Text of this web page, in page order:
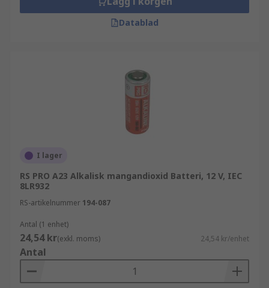
Datablad
I lager
RS PRO A23 Alkalisk mangandioxid Batteri, 12 V, IEC
8LR932
RS-artikelnummer 194-087
Antal (1 enhet)
24,54 kr(exkl. moms) 24,54 kr/enhet
Antal